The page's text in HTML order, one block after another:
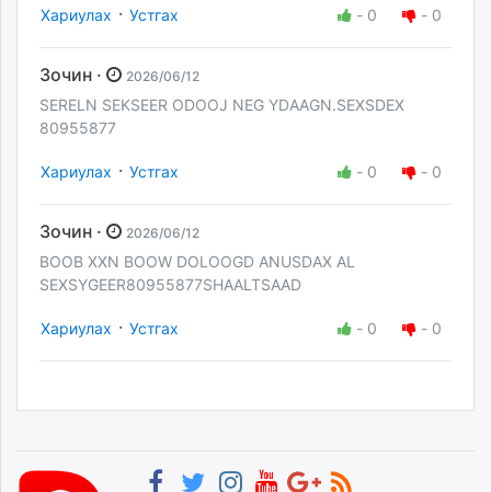
Хариулах · Устгах - 0 - 0
Зочин · 2026/06/12
SERELN SEKSEER ODOOJ NEG YDAAGN.SEXSDEX
80955877
Хариулах · Устгах - 0 - 0
Зочин · 2026/06/12
BOOB XXN BOOW DOLOOGD ANUSDAX AL
SEXSYGEER80955877SHAALTSAAD
Хариулах · Устгах - 0 - 0